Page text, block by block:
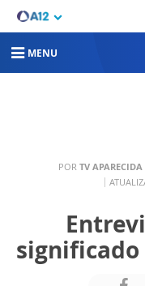
MENU
POR TV APARECIDA
significado